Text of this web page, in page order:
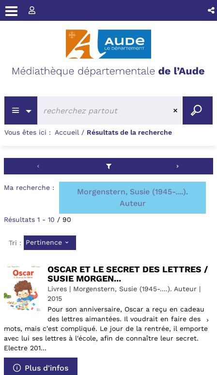
Vous êtes ici : Accueil / Résultats de la recherche
Ma recherche :
Morgenstern, Susie (1945-....).
Auteur
Résultats 1 - 10 / 90
Tri : Pertinence
OSCAR ET LE SECRET DES LETTRES /
SUSIE MORGEN...
Livres | Morgenstern, Susie (1945-....). Auteur |
2015
Pour son anniversaire, Oscar a reçu en cadeau
des lettres aimantées. Il voudrait en faire des
mots, mais c'est compliqué. Le jour de la rentrée, il emporte
avec lui ses lettres à l'école, afin de connaître leur secret.
Electre 201...
Plus d'infos